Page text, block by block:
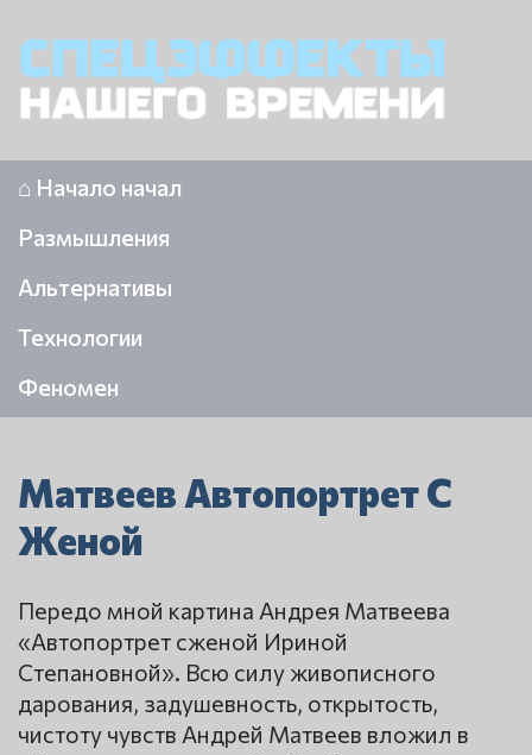
⌂ Начало начал
Размышления
Альтернативы
Технологии
Феномен
Матвеев Автопортрет С
Женой
Передо мной картина Андрея Матвеева
«Автопортрет сженой Ириной
Степановной». Всю силу живописного
дарования, задушевность, открытость,
чистоту чувств Андрей Матвеев вложил в